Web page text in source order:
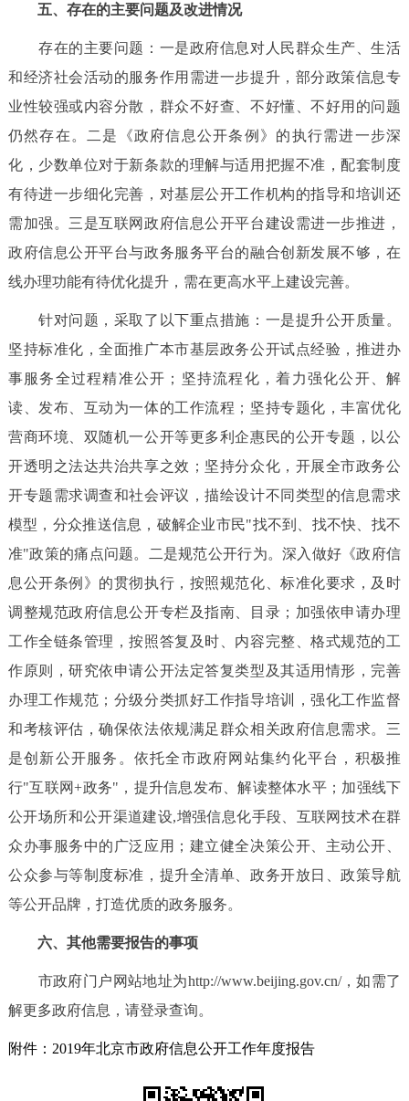
五、存在的主要问题及改进情况
存在的主要问题：一是政府信息对人民群众生产、生活
和经济社会活动的服务作用需进一步提升，部分政策信息专
业性较强或内容分散，群众不好查、不好懂、不好用的问题
仍然存在。二是《政府信息公开条例》的执行需进一步深
化，少数单位对于新条款的理解与适用把握不准，配套制度
有待进一步细化完善，对基层公开工作机构的指导和培训还
需加强。三是互联网政府信息公开平台建设需进一步推进，
政府信息公开平台与政务服务平台的融合创新发展不够，在
线办理功能有待优化提升，需在更高水平上建设完善。
针对问题，采取了以下重点措施：一是提升公开质量。
坚持标准化，全面推广本市基层政务公开试点经验，推进办
事服务全过程精准公开；坚持流程化，着力强化公开、解
读、发布、互动为一体的工作流程；坚持专题化，丰富优化
营商环境、双随机一公开等更多利企惠民的公开专题，以公
开透明之法达共治共享之效；坚持分众化，开展全市政务公
开专题需求调查和社会评议，描绘设计不同类型的信息需求
模型，分众推送信息，破解企业市民"找不到、找不快、找不
准"政策的痛点问题。二是规范公开行为。深入做好《政府信
息公开条例》的贯彻执行，按照规范化、标准化要求，及时
调整规范政府信息公开专栏及指南、目录；加强依申请办理
工作全链条管理，按照答复及时、内容完整、格式规范的工
作原则，研究依申请公开法定答复类型及其适用情形，完善
办理工作规范；分级分类抓好工作指导培训，强化工作监督
和考核评估，确保依法依规满足群众相关政府信息需求。三
是创新公开服务。依托全市政府网站集约化平台，积极推
行"互联网+政务"，提升信息发布、解读整体水平；加强线下
公开场所和公开渠道建设,增强信息化手段、互联网技术在群
众办事服务中的广泛应用；建立健全决策公开、主动公开、
公众参与等制度标准，提升全清单、政务开放日、政策导航
等公开品牌，打造优质的政务服务。
六、其他需要报告的事项
市政府门户网站地址为http://www.beijing.gov.cn/，如需了
解更多政府信息，请登录查询。
附件：2019年北京市政府信息公开工作年度报告